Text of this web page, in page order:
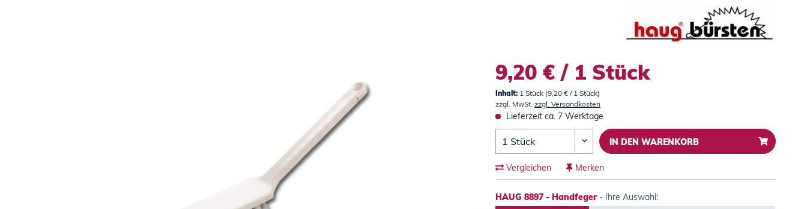
9,20 € / 1 Stück
Inhalt: 1 Stück (9,20 € / 1 Stück)
zzgl. MwSt.zzgl. Versandkosten
Lieferzeit ca. 7 Werktage
IN DEN WARENKORB
Vergleichen Merken
HAUG 8897 - Handfeger - Ihre Auswahl: